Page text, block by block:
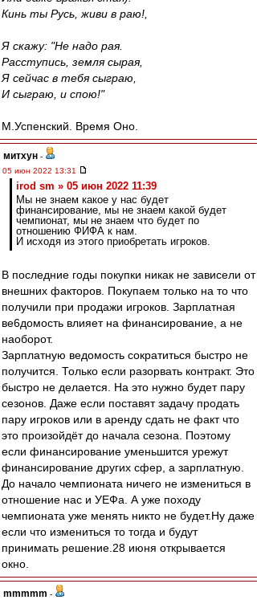
Кинь ты Русь, живи в раю!,
Я скажу: "Не надо рая.
Расступись, земля сырая,
Я сейчас в тебя сыграю,
И сыграю, и спою!"
М.Успенский. Время Оно.
митхун -
05 июн 2022 13:31
irod sm » 05 июн 2022 11:39
Мы не знаем какое у нас будет
финансирование, мы не знаем какой будет
чемпионат, мы не знаем что будет по
отношению ФИФА к нам.
И исходя из этого приобретать игроков.
В последние годы покупки никак не зависели от
внешних факторов. Покупаем только на то что
получили при продажи игроков. Зарплатная
ве6домость влияет на финансирование, а не
наоборот.
Зарплатную ведомость сократиться быстро не
получится. Только если разорвать контракт. Это
быстро не делается. На это нужно будет пару
сезонов. Даже если поставят задачу продать
пару игроков или в аренду сдать не факт что
это произойдёт до начала сезона. Поэтому
если финансирование уменьшится урежут
финансирование других сфер, а зарплатную.
До начало чемпионата ничего не измениться в
отношение нас и УЕФа. А уже походу
чемпионата уже менять никто не будет.Ну даже
если что измениться то тогда и будут
принимать решение.28 июня открывается
окно.
mmmmm -